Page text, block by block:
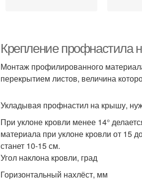
Крепление профнастила
Монтаж профилированного
перекрытием листов, величина
Укладывая профнастил на крышу,
При уклоне кровли менее 14°
материала при уклоне кровли от 15
станет 10-15 см.
Угол наклона кровли, град
Горизонтальный нахлёст, мм